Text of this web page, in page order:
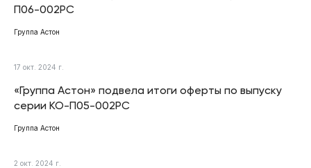
П06-002РС
Группа Астон
17 окт. 2024 г.
«Группа Астон» подвела итоги оферты по выпуску
серии КО-П05-002РС
Группа Астон
2 окт. 2024 г.